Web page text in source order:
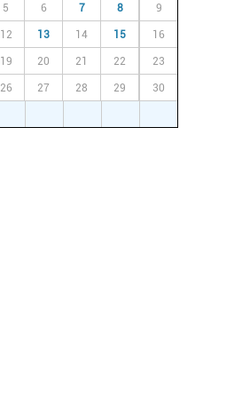
5 6 7 8 9
12 13 14 15 16
19 20 21 22 23
26 27 28 29 30